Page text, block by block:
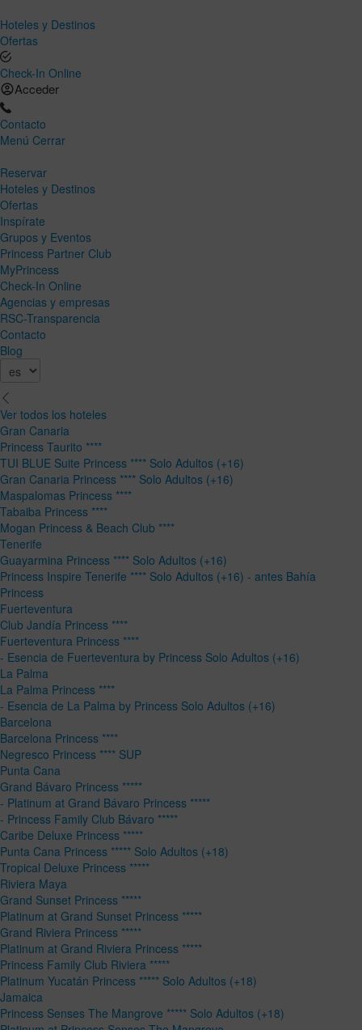
Hoteles y Destinos
Ofertas
Check-In Online
Acceder
Contacto
Menú Cerrar
Reservar
Hoteles y Destinos
Ofertas
Inspírate
Grupos y Eventos
Princess Partner Club
MyPrincess
Check-In Online
Agencias y empresas
RSC-Transparencia
Contacto
Blog
Ver todos los hoteles
Gran Canaria
Princess Taurito ****
TUI BLUE Suite Princess **** Solo Adultos (+16)
Gran Canaria Princess **** Solo Adultos (+16)
Maspalomas Princess ****
Tabaiba Princess ****
Mogan Princess & Beach Club ****
Tenerife
Guayarmina Princess **** Solo Adultos (+16)
Princess Inspire Tenerife **** Solo Adultos (+16) - antes Bahía
Princess
Fuerteventura
Club Jandía Princess ****
Fuerteventura Princess ****
- Esencia de Fuerteventura by Princess Solo Adultos (+16)
La Palma
La Palma Princess ****
- Esencia de La Palma by Princess Solo Adultos (+16)
Barcelona
Barcelona Princess ****
Negresco Princess **** SUP
Punta Cana
Grand Bávaro Princess *****
- Platinum at Grand Bávaro Princess *****
- Princess Family Club Bávaro *****
Caribe Deluxe Princess *****
Punta Cana Princess ***** Solo Adultos (+18)
Tropical Deluxe Princess *****
Riviera Maya
Grand Sunset Princess *****
Platinum at Grand Sunset Princess *****
Grand Riviera Princess *****
Platinum at Grand Riviera Princess *****
Princess Family Club Riviera *****
Platinum Yucatán Princess ***** Solo Adultos (+18)
Jamaica
Princess Senses The Mangrove ***** Solo Adultos (+18)